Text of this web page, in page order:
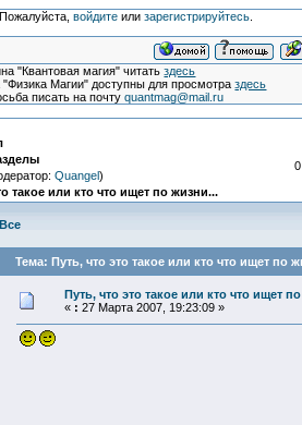
войдитеили зарегистрируйтесь.
"Квантовая магия" читатьздесь
"Физика Магии" доступны для просмотраздесь
писать на почтуquantmag@mail.ru
Quangel)
такое или кто что ищет по жизни...
Все
Тема: Путь, что это такое или кто что ищет по
Путь, что это такое или кто что ищет
« : 27 Марта 2007, 19:23:09 »